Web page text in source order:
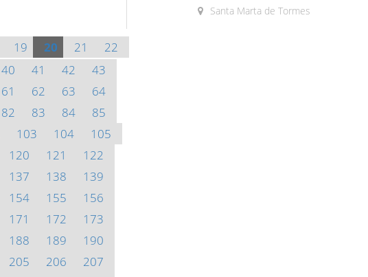
19 20 21
22
40 41 42
43
61 62 63
64
82 83 84
85
103 104
105
120 121
122
137 138
139
154 155
156
171 172
173
188 189
190
205 206
207
Santa Marta de Tormes